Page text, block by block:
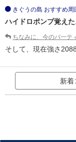
きぐうの島 おすすめ周
ハイドロポンプ覚え
ちなみに、今のパ一テ
そして、現在強さ
新着